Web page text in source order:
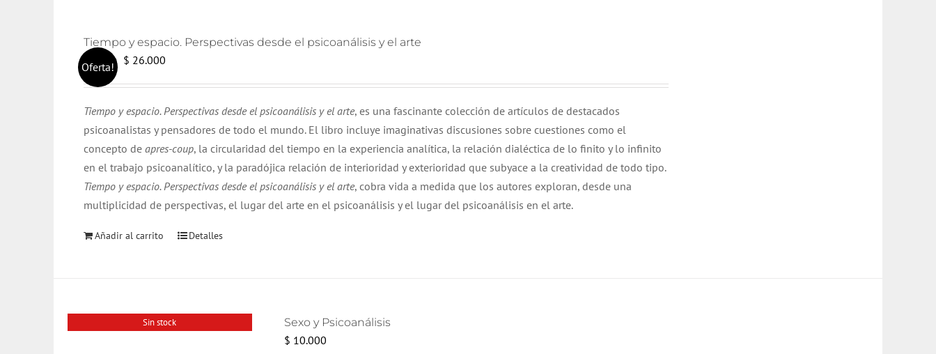
Oferta!
Tiempo y espacio. Perspectivas desde el psicoanálisis y el arte
$ 28.000 El
era:
$ 28.000.
$ 26.000
es:
$ 26.000.
Tiempo y espacio. Perspectivas desde el psicoanálisis y el arte, es una fascinante colección de artículos de destacados
psicoanalistas y pensadores de todo el mundo. El libro incluye imaginativas discusiones sobre cuestiones como el
concepto de apres-coup, la circularidad del tiempo en la experiencia analítica, la relación dialéctica de lo finito y lo infinito
en el trabajo psicoanalítico, y la paradójica relación de interioridad y exterioridad que subyace a la creatividad de todo tipo.
Tiempo y espacio. Perspectivas desde el psicoanálisis y el arte, cobra vida a medida que los autores exploran, desde una
multiplicidad de perspectivas, el lugar del arte en el psicoanálisis y el lugar del psicoanálisis en el arte.
Añadir al carrito Detalles
Sin stock Sexo y Psicoanálisis
$ 10.000